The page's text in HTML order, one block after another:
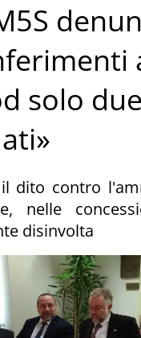
solo
dito contro
nelle
disinvolta